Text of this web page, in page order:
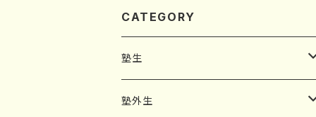
CATEGORY
塾生
小4
塾外生